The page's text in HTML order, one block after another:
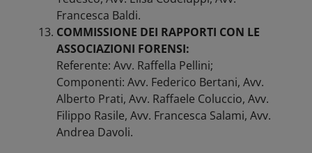
Francesca Baldi.
COMMISSIONE DEI RAPPORTI CON LE
ASSOCIAZIONI FORENSI:
Referente: Avv. Raffella Pellini;
Componenti: Avv. Federico Bertani, Avv.
Alberto Prati, Avv. Raffaele Coluccio, Avv.
Filippo Rasile, Avv. Francesca Salami, Avv.
Andrea Davoli.